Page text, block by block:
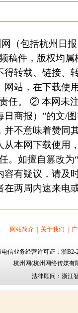
（包括杭州日
稿件，版权均
得转载、链接、
站，在下载使
任。 ② 本网未
日商报）”的文/
不意味着赞同
本网下载使用
。如擅自篡改为
容有疑议，请及
两周内速来电
网站简介 关于我们
信业务经营许可证： 浙B2-
杭州网(杭州网络传媒有
法律顾问： 浙江